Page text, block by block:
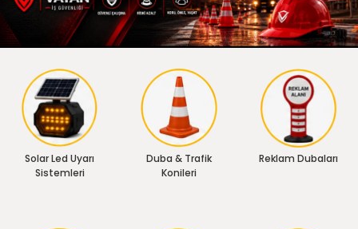
Solar Led Uyarı
Sistemleri
Duba & Trafik
Konileri
Reklam Dubaları